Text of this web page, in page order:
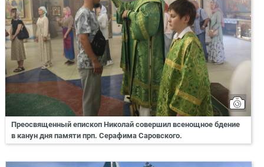
Преосвященный епископ Николай совершил всенощное бдение
в канун дня памяти прп. Серафима Саровского.